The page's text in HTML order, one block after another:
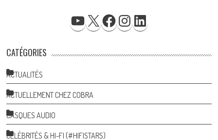
YOUTUBE
FACEBOOKINSTAGRAM
CATÉGORIES
ACTUALITÉS
ACTUELLEMENT CHEZ COBRA
CASQUES AUDIO
CÉLÉBRITÉS & HI-FI (#HIFISTARS)